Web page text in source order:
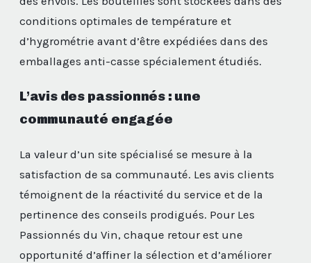
conditions optimales de température et
d’hygrométrie avant d’être expédiées dans des
emballages anti-casse spécialement étudiés.
L’avis des passionnés : une
communauté engagée
La valeur d’un site spécialisé se mesure à la
satisfaction de sa communauté. Les avis clients
témoignent de la réactivité du service et de la
pertinence des conseils prodigués. Pour Les
Passionnés du Vin, chaque retour est une
opportunité d’affiner la sélection et d’améliorer